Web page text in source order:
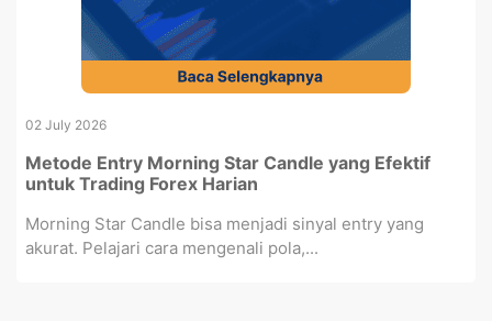
02 July 2026
Metode Entry Morning Star Candle yang Efektif
untuk Trading Forex Harian
Morning Star Candle bisa menjadi sinyal entry yang
akurat. Pelajari cara mengenali pola,...